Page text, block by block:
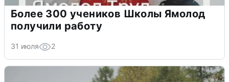
Более 300 учеников Школы Ямолод
получили работу
31 июля 2